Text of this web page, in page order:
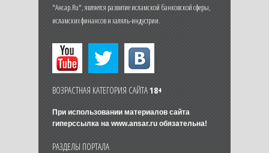
"Ансар.Ru", является развитие исламской банковской сферы,
исламских финансов и халяль-индустрии.
ВОЗРАСТНАЯ КАТЕГОРИЯ САЙТА18+
При использовании материалов сайта
гиперссылка на www.ansar.ruобязательна!
РАЗДЕЛЫ ПОРТАЛА